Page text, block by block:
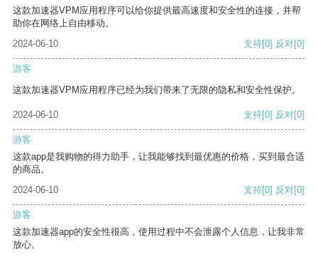
这款加速器VPM应用程序可以给你提供最高速度和安全性的连接，并帮
助你在网络上自由移动。
2024-06-10
支持[0] 反对[0]
游客
这款加速器VPM应用程序已经为我们带来了无限的隐私和安全性保护。
2024-06-10 支持[0] 反对[0]
游客
这款app是我购物的得力助手，让我能够找到最优惠的价格，买到最合适
的商品。
2024-06-10
支持[0] 反对[0]
游客
这款加速器app的安全性很高，使用过程中不会泄露个人信息，让我非常
放心。